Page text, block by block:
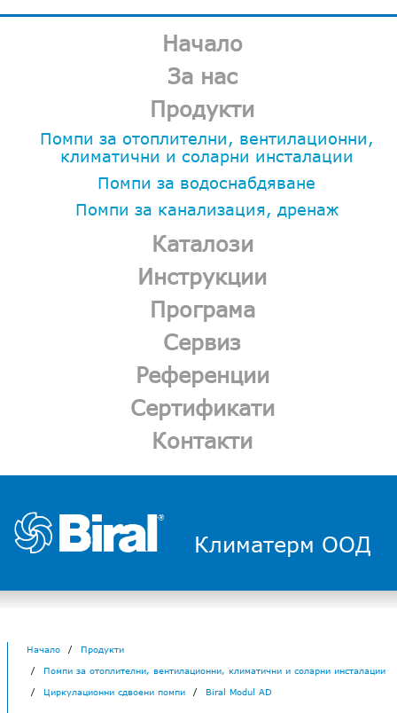
Начало
За нас
Продукти
Помпи за отоплителни, вентилационни,
климатични и соларни инсталации
Помпи за водоснабдяване
Помпи за канализация, дренаж
Каталози
Инструкции
Програма
Сервиз
Референции
Сертификати
Контакти
Климатерм ООД
Начало
Продукти
Помпи за отоплителни, вентилационни, климатични и соларни инсталации
Циркулационни сдвоени помпи
Biral Modul AD